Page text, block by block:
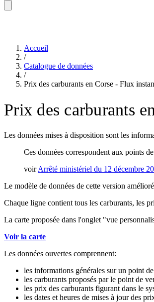
Accueil
/
Catalogue de données
/
Prix des carburants en Corse - Flux
Prix des carburants
Les données mises à disposition sont les
Ces données correspondent aux points
voirArrêté ministériel du 12 décembre
Le modèle de données de cette version
Chaque ligne contient tous les carburants, les
La carte proposée dans l'onglet "vue
Voir la carte
Les données ouvertes comprennent:
les informations générales sur un point
les carburants proposés par le point de
les prix des carburants figurant dans le
les dates et heures de mises à jour des